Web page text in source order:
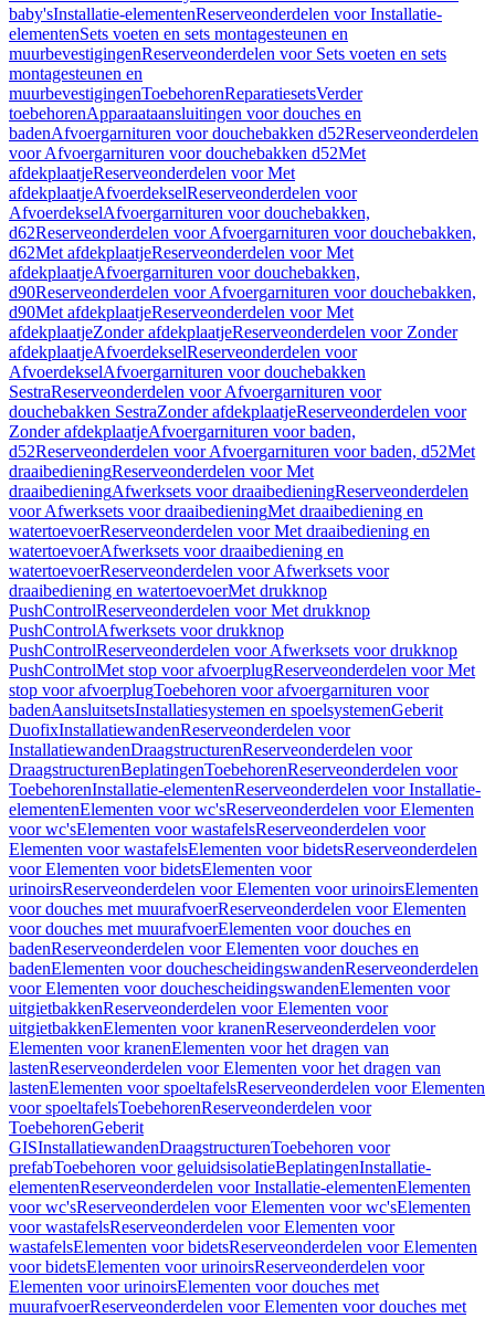
baby'sInstallatie-elementenReserveonderdelen voor Installatie-
elementenSets voeten en sets montagesteunen en
muurbevestigingenReserveonderdelen voor Sets voeten en sets
montagesteunen en
muurbevestigingenToebehorenReparatiesetsVerder
toebehorenApparaataansluitingen voor douches en
badenAfvoergarnituren voor douchebakken d52Reserveonderdelen
voor Afvoergarnituren voor douchebakken d52Met
afdekplaatjeReserveonderdelen voor Met
afdekplaatjeAfvoerdekselReserveonderdelen voor
AfvoerdekselAfvoergarnituren voor douchebakken,
d62Reserveonderdelen voor Afvoergarnituren voor douchebakken,
d62Met afdekplaatjeReserveonderdelen voor Met
afdekplaatjeAfvoergarnituren voor douchebakken,
d90Reserveonderdelen voor Afvoergarnituren voor douchebakken,
d90Met afdekplaatjeReserveonderdelen voor Met
afdekplaatjeZonder afdekplaatjeReserveonderdelen voor Zonder
afdekplaatjeAfvoerdekselReserveonderdelen voor
AfvoerdekselAfvoergarnituren voor douchebakken
SestraReserveonderdelen voor Afvoergarnituren voor
douchebakken SestraZonder afdekplaatjeReserveonderdelen voor
Zonder afdekplaatjeAfvoergarnituren voor baden,
d52Reserveonderdelen voor Afvoergarnituren voor baden, d52Met
draaibedieningReserveonderdelen voor Met
draaibedieningAfwerksets voor draaibedieningReserveonderdelen
voor Afwerksets voor draaibedieningMet draaibediening en
watertoevoerReserveonderdelen voor Met draaibediening en
watertoevoerAfwerksets voor draaibediening en
watertoevoerReserveonderdelen voor Afwerksets voor
draaibediening en watertoevoerMet drukknop
PushControlReserveonderdelen voor Met drukknop
PushControlAfwerksets voor drukknop
PushControlReserveonderdelen voor Afwerksets voor drukknop
PushControlMet stop voor afvoerplugReserveonderdelen voor Met
stop voor afvoerplugToebehoren voor afvoergarnituren voor
badenAansluitsetsInstallatiesystemen en spoelsystemenGeberit
DuofixInstallatiewandenReserveonderdelen voor
InstallatiewandenDraagstructurenReserveonderdelen voor
DraagstructurenBeplatingenToebehorenReserveonderdelen voor
ToebehorenInstallatie-elementenReserveonderdelen voor Installatie-
elementenElementen voor wc'sReserveonderdelen voor Elementen
voor wc'sElementen voor wastafelsReserveonderdelen voor
Elementen voor wastafelsElementen voor bidetsReserveonderdelen
voor Elementen voor bidetsElementen voor
urinoirsReserveonderdelen voor Elementen voor urinoirsElementen
voor douches met muurafvoerReserveonderdelen voor Elementen
voor douches met muurafvoerElementen voor douches en
badenReserveonderdelen voor Elementen voor douches en
badenElementen voor douchescheidingswandenReserveonderdelen
voor Elementen voor douchescheidingswandenElementen voor
uitgietbakkenReserveonderdelen voor Elementen voor
uitgietbakkenElementen voor kranenReserveonderdelen voor
Elementen voor kranenElementen voor het dragen van
lastenReserveonderdelen voor Elementen voor het dragen van
lastenElementen voor spoeltafelsReserveonderdelen voor Elementen
voor spoeltafelsToebehorenReserveonderdelen voor
ToebehorenGeberit
GISInstallatiewandenDraagstructurenToebehoren voor
prefabToebehoren voor geluidsisolatieBeplatingenInstallatie-
elementenReserveonderdelen voor Installatie-elementenElementen
voor wc'sReserveonderdelen voor Elementen voor wc'sElementen
voor wastafelsReserveonderdelen voor Elementen voor
wastafelsElementen voor bidetsReserveonderdelen voor Elementen
voor bidetsElementen voor urinoirsReserveonderdelen voor
Elementen voor urinoirsElementen voor douches met
muurafvoerReserveonderdelen voor Elementen voor douches met